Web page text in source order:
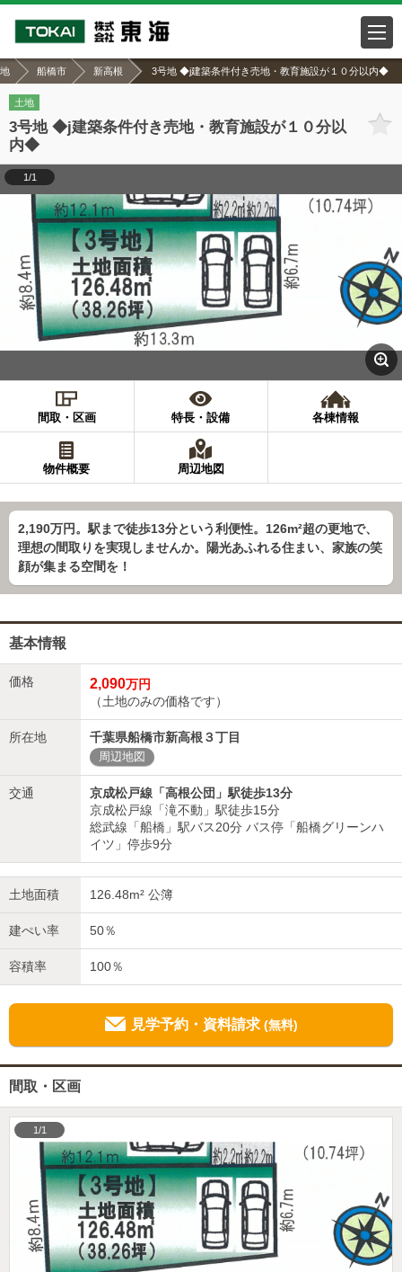
船橋市 新高根 3号地 ◆j建築条件付き売地・教育施設が１０分以内◆
土地
3号地 ◆j建築条件付き売地・教育施設が１０分以
内◆
1/1
間取・区画 特長・設備 各棟情報
物件概要 周辺地図
2,190万円。駅まで徒歩13分という利便性。126m²超の更地で、
理想の間取りを実現しませんか。陽光あふれる住まい、家族の笑
顔が集まる空間を！
基本情報
価格 2,090万円
（土地のみの価格です）
所在地 千葉県船橋市新高根３丁目
周辺地図
交通
京成松戸線「高根公団」駅徒歩13分
京成松戸線「滝不動」駅徒歩15分
総武線「船橋」駅バス20分 バス停「船橋グリーンハ
イツ」停歩9分
土地面積 126.48m² 公簿
建ぺい率 50％
容積率 100％
見学予約・資料請求 (無料)
間取・区画
1/1